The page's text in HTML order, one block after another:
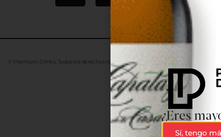
© Premium Drinks. Todos los derechos reservados. Desarrollado Advanze
¿Eres
Sí, tengo